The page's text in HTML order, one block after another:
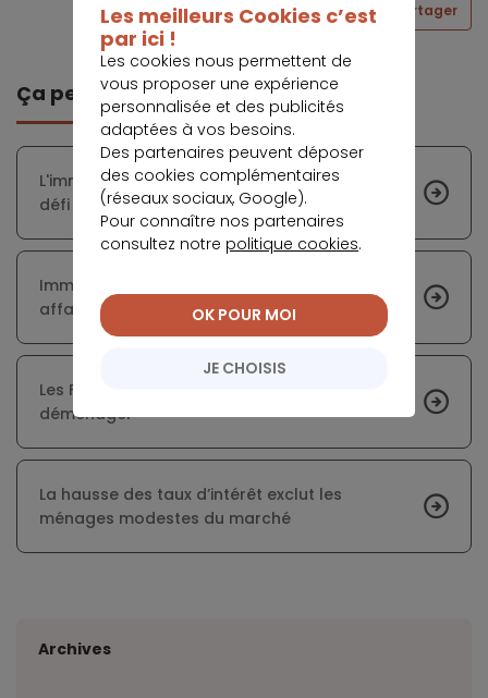
Partager
Ça peut vous intéresser
L'immobilier et la rénovation énergétique : un
défi pour les bailleurs
Immobilier en Île-de-France : de bonnes
affaires à saisir dans le neuf
Les Français sont désormais moins enclins à
déménager
La hausse des taux d’intérêt exclut les
ménages modestes du marché
Archives
Les meilleurs Cookies c’est
par ici !
Les cookies nous permettent de
vous proposer une expérience
personnalisée et des publicités
adaptées à vos besoins.
Des partenaires peuvent déposer
des cookies complémentaires
(réseaux sociaux, Google).
Pour connaître nos partenaires
consultez notre politique cookies.
JE CHOISIS
OK POUR MOI